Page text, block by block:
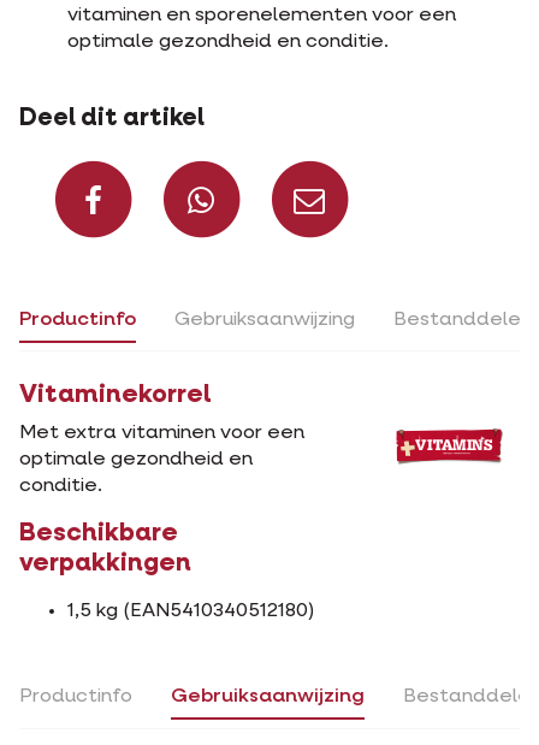
vitaminen en sporenelementen voor een
optimale gezondheid en conditie.
Deel dit artikel
Deel op Facebook
Deel via
Productinfo Gebruiksaanwijzing Bestanddelen
Vitaminekorrel
Met extra vitaminen voor een
optimale gezondheid en
conditie.
Beschikbare
verpakkingen
1,5 kg (EAN5410340512180)
Productinfo Gebruiksaanwijzing